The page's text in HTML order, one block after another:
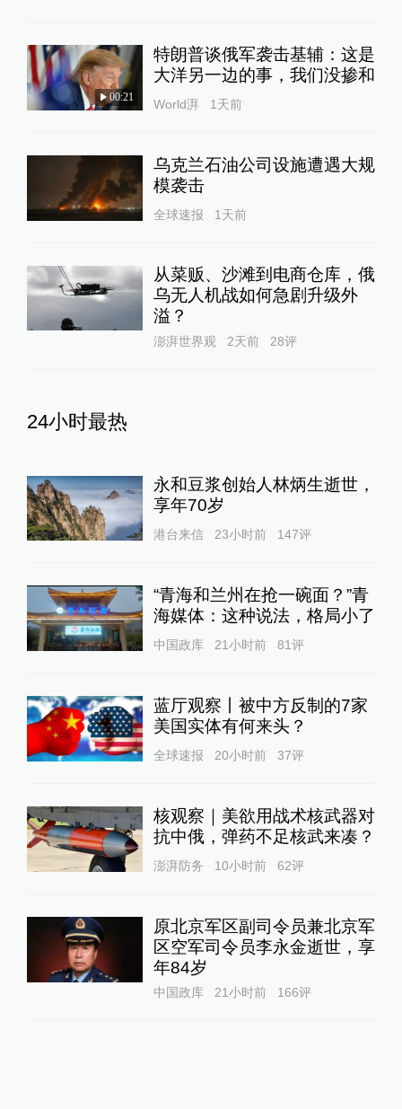
00:21
特朗普谈俄军袭击基辅：这是
大洋另一边的事，我们没掺和
World湃 1天前
乌克兰石油公司设施遭遇大规
模袭击
全球速报 1天前
从菜贩、沙滩到电商仓库，俄
乌无人机战如何急剧升级外
溢？
澎湃世界观 2天前 28评
24小时最热
永和豆浆创始人林炳生逝世，
享年70岁
港台来信 23小时前 147评
“青海和兰州在抢一碗面？”青
海媒体：这种说法，格局小了
中国政库 21小时前 81评
蓝厅观察丨被中方反制的7家
美国实体有何来头？
全球速报 20小时前 37评
核观察｜美欲用战术核武器对
抗中俄，弹药不足核武来凑？
澎湃防务 10小时前 62评
原北京军区副司令员兼北京军
区空军司令员李永金逝世，享
年84岁
中国政库 21小时前 166评